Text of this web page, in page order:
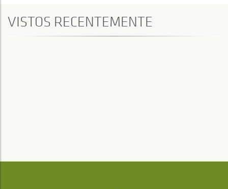
VISTOS RECENTEMENTE